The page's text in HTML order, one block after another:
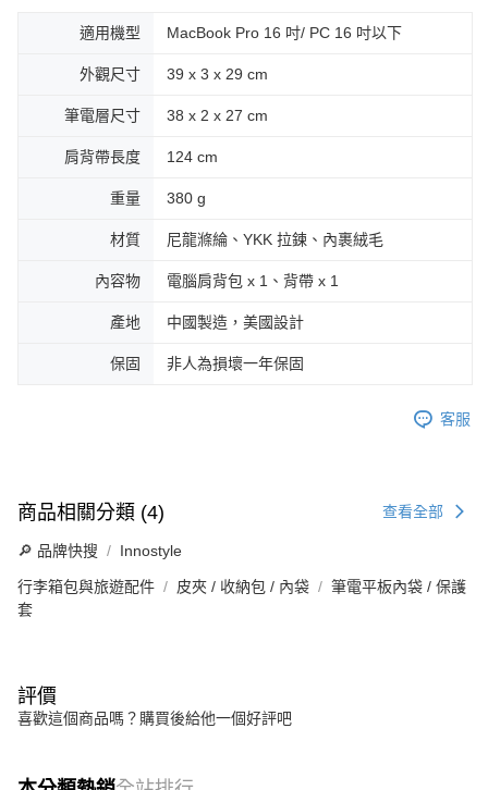
適用機型 MacBook Pro 16 吋/ PC 16 吋以下
外觀尺寸 39 x 3 x 29 cm
筆電層尺寸 38 x 2 x 27 cm
肩背帶長度 124 cm
重量 380 g
材質 尼龍滌綸、YKK 拉鍊、內裹絨毛
內容物 電腦肩背包 x 1、背帶 x 1
產地 中國製造，美國設計
保固 非人為損壞一年保固
客服
商品相關分類 (4) 查看全部
🔎 品牌快搜 Innostyle
行李箱包與旅遊配件 皮夾 / 收納包 / 內袋
筆電平板內袋 / 保護
套
評價
喜歡這個商品嗎？購買後給他一個好評吧